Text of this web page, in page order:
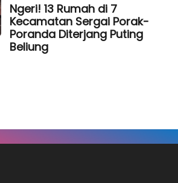
Ngeri! 13 Rumah di 7
Kecamatan Sergai Porak-
Poranda Diterjang Puting
Beliung